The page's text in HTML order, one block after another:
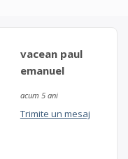
vacean paul
emanuel
acum 5 ani
Trimite un mesaj